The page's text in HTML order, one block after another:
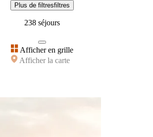
Plus de filtresfiltres
238 séjours
Afficher en grille
Afficher la carte